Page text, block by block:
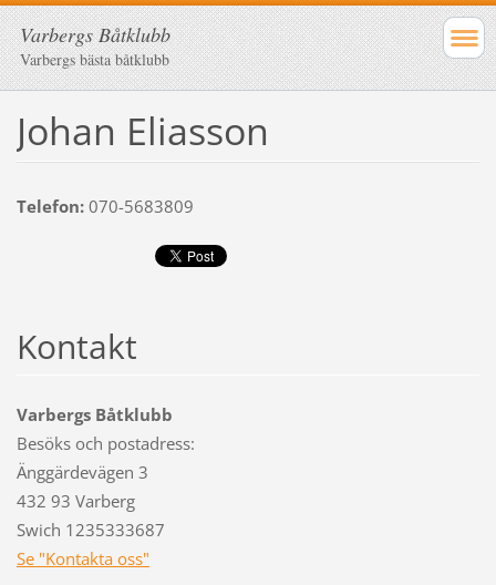
Varbergs Båtklubb
Varbergs bästa båtklubb
Johan Eliasson
Telefon:070-5683809
Kontakt
Varbergs Båtklubb
Besöks och postadress:
Änggärdevägen 3
432 93 Varberg
Swich 1235333687
Se "Kontakta oss"